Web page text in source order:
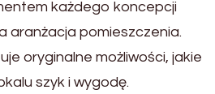
każdego koncepcji
aranżacja pomieszczenia.
oryginalne możliwości, jakie
szyk i wygodę.